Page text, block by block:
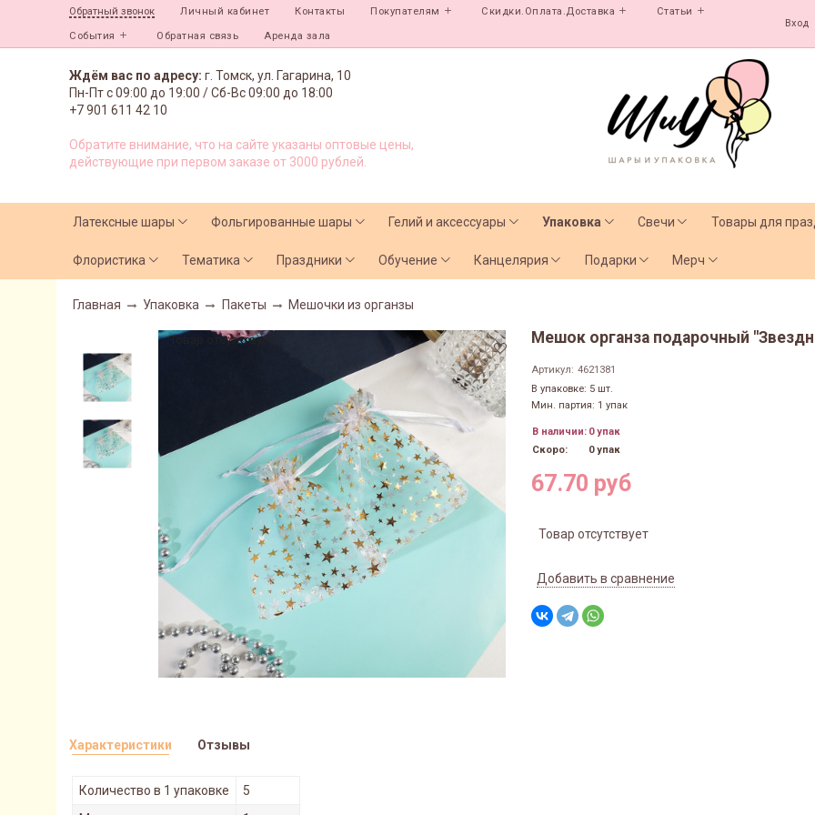
Обратный звонок Личный кабинет Контакты Покупателям Скидки.Оплата.Доставка Статьи
События Обратная связь Аренда зала
Вход
Ждём вас по адресу: г. Томск, ул. Гагарина, 10
Пн-Пт с09:00 до 19:00 /Сб-Вс 09:00 до 18:00
+7 901 611 42 10
Обратите внимание, что на сайте указаны оптовые цены,
действующие при первом заказе от 3000 рублей.
Латексные шары Фольгированные шары Гелий и аксессуары Упаковка Свечи Товары для
Флористика Тематика Праздники Обучение Канцелярия Подарки Мерч
Главная Упаковка Пакеты Мешочки из органзы
Товар отсутствует Мешок органза подарочный
Артикул: 4621381
В упаковке: 5 шт.
Мин. партия: 1 упак
В наличии: 0 упак
Скоро:
0 упак
67.70 руб
Товар отсутствует
Добавить в сравнение
Характеристики
Количество в 1 упаковке
5
Отзывы